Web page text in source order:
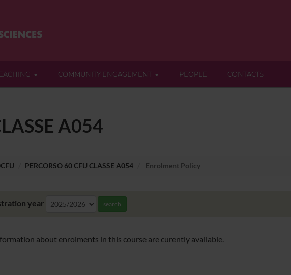
COMMUNITY ENGAGEMENT PEOPLE CONTACTS
A054
PERCORSO 60 CFU CLASSE A054 Enrolment Policy
year search
about enrolments in this course are curently available.